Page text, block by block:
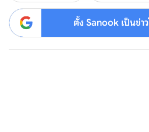
ตั้ง Sanook เป็นข่